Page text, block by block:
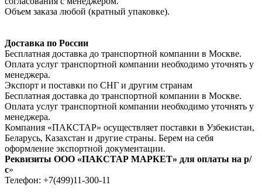
Объем заказа любой (кратный упаковке).
Доставка по России
Бесплатная доставка до транспортной компании в Москве.
Оплата услуг транспортной компании необходимо уточнять у
менеджера.
Экспорт и поставки по СНГ и другим странам
Бесплатная доставка до транспортной компании в Москве.
Оплата услуг транспортной компании необходимо уточнять у
менеджера.
Компания «ПАКСТАР» осуществляет поставки в Узбекистан,
Беларусь, Казахстан и другие страны. Берем на себя
оформление экспортной документации.
Реквизиты ООО «ПАКСТАР МАРКЕТ» для оплаты на р/
с»
Телефон: +7(499)11-300-11